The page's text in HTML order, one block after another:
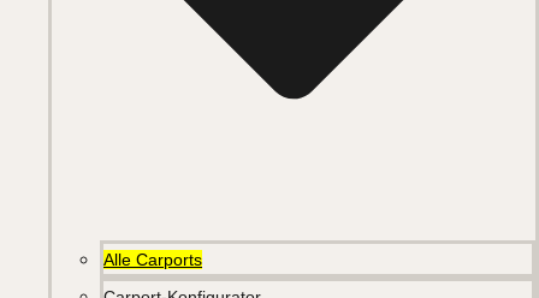
Alle Carports